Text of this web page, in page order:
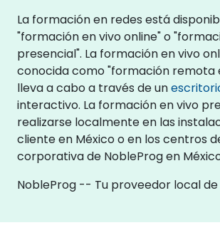
La formación en redes está
"formación en vivo online" o
presencial". La formación en vivo
conocida como "formación remota
lleva a cabo a través de un
interactivo. La formación en vivo
realizarse localmente en las
cliente en México o en los centros
corporativa de NobleProg en
NobleProg -- Tu proveedor local